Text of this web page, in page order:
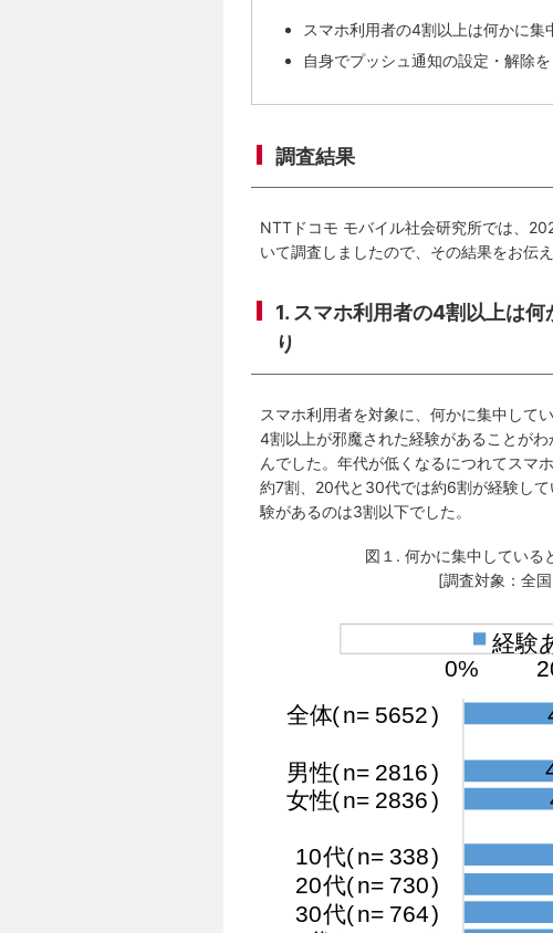
スマホ利用者の4割以上は何かに集
自身でプッシュ通知の設定・解除
調査結果
NTTドコモ モバイル社会研究所では、
いて調査しましたので、その結果をお伝え
1. スマホ利用者の4割以上は
り
スマホ利用者を対象に、何かに集中して
4割以上が邪魔された経験があることが
んでした。年代が低くなるにつれてスマ
約7割、20代と30代では約6割が経験し
験があるのは3割以下でした。
図１. 何かに集中している
[調査対象：全